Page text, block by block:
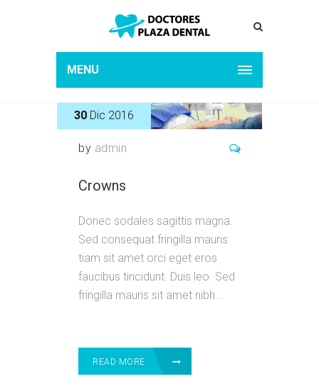
MENU
30 Dic 2016
by admin
Crowns
Donec sodales sagittis magna.
Sed consequat fringilla mauris
tiam sit amet orci eget eros
faucibus tincidunt. Duis leo. Sed
fringilla mauris sit amet nibh...
READ MORE